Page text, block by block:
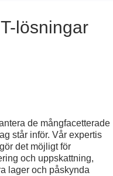
lösningar
de mångfacetterade
står inför. Vår expertis
det möjligt för
och uppskattning,
lager och påskynda